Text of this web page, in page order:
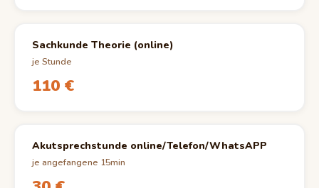
Sachkunde Theorie (online)
je Stunde
110 €
Akutsprechstunde online/Telefon/WhatsAPP
je angefangene 15min